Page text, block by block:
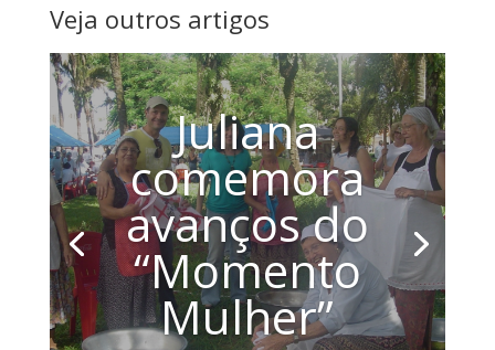
Veja outros artigos
Juliana
comemora
avanços do
“Momento
Mulher”